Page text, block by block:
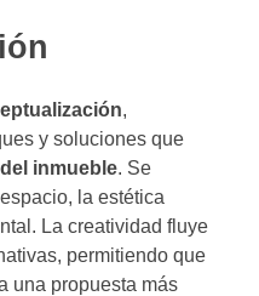
,
y soluciones que
inmueble. Se
la estética
La creatividad fluye
permitiendo que
una propuesta más